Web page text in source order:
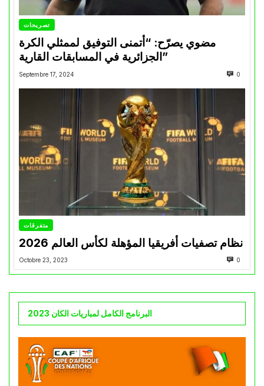
تصريحات
مضوي يصرّح: “أتمنى التوفيق لممثلي الكرة
الجزائرية في المسابقات القارية”
Septembre 17, 2024 0
متفرقات
نظام تصفيات أفريقيا المؤهلة لكأس العالم 2026
Octobre 23, 2023 0
البرنامج الكامل لمباريات الكان 2023